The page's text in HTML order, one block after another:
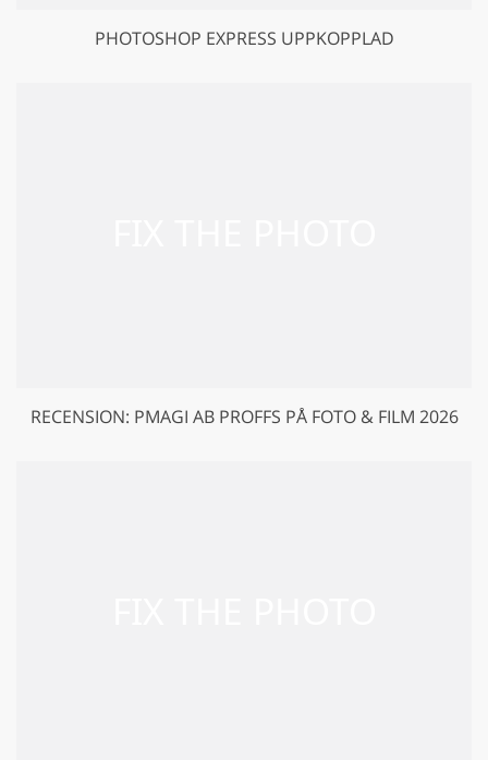
PHOTOSHOP EXPRESS UPPKOPPLAD
RECENSION: PMAGI AB PROFFS PÅ FOTO & FILM 2026